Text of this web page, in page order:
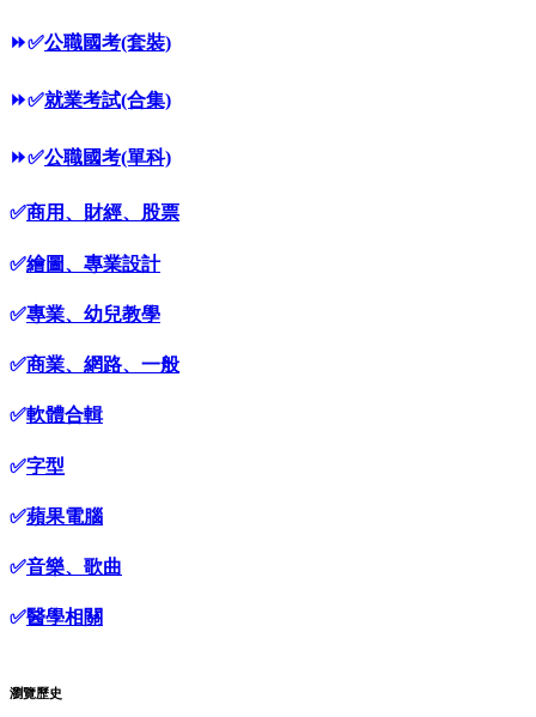
⏩✅公職國考(套裝)
⏩✅就業考試(合集)
⏩✅公職國考(單科)
✅商用、財經、股票
✅繪圖、專業設計
✅專業、幼兒教學
✅商業、網路、一般
✅軟體合輯
✅字型
✅蘋果電腦
✅音樂、歌曲
✅醫學相關
瀏覽歷史